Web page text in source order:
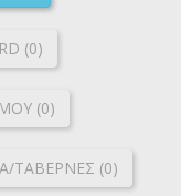
(0)
(0)
ΤΑΒΕΡΝΕΣ (0)